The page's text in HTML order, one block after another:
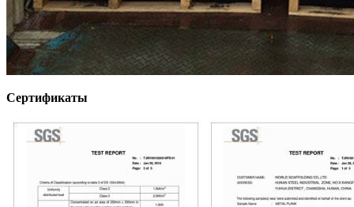
Сертификаты